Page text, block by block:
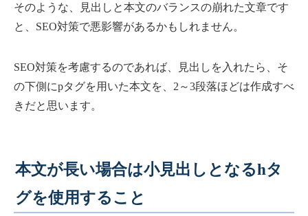
そのような、見出しと本文のバランスの崩れた文章です
と、SEO対策で悪影響があるかもしれません。
SEO対策を考慮するのであれば、見出しを入れたら、そ
の下側にpタグを用いた本文を、2～3段落ほどは作成すべ
きだと思います。
本文が長い場合は小見出しとなるhタ
グを使用すること